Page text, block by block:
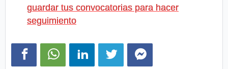
guardar tus convocatorias para hacer
seguimiento